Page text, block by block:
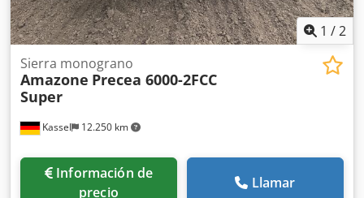
1 /2
Kassel 12.250 km
Sierra monograno
Amazone Precea 6000-2FCC
Super
Información de
precio
Llamar